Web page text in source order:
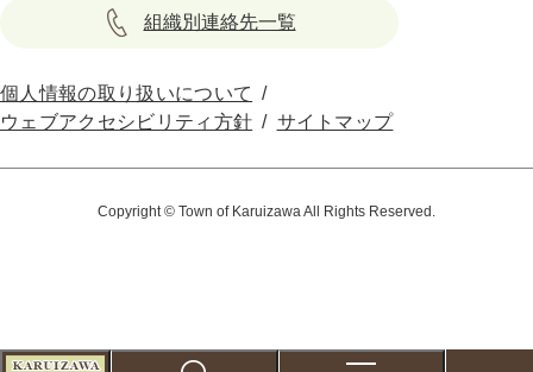
組織別連絡先一覧
個人情報の取り扱いについて
ウェブアクセシビリティ方針
サイトマップ
Copyright © Town of Karuizawa All Rights Reserved.